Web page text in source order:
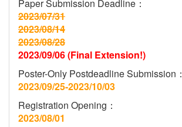
Paper Submission Deadline：
2023/07/31
2023/08/14
2023/08/28
2023/09/06 (Final Extension!)
Poster-Only Postdeadline Submission：
2023/09/25-2023/10/03
Registration Opening：
2023/08/01